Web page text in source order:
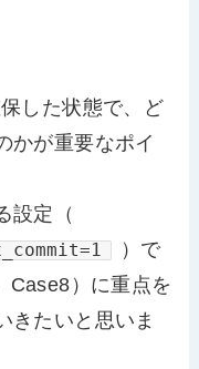
した状態で、ど
かが重要なポイ
設定（
）で
Case8）に重点を
きたいと思いま